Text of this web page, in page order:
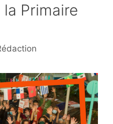
Primaire